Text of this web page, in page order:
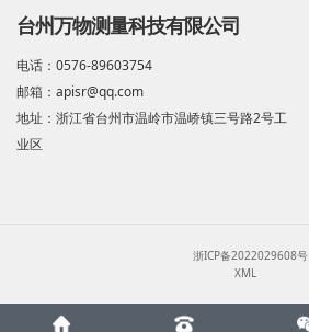
台州万物测量科技有限公司
电话：0576-89603754
邮箱：apisr@qq.com
地址：浙江省台州市温岭市温峤镇三号路2号工
业区
浙ICP备2022029608号
XML